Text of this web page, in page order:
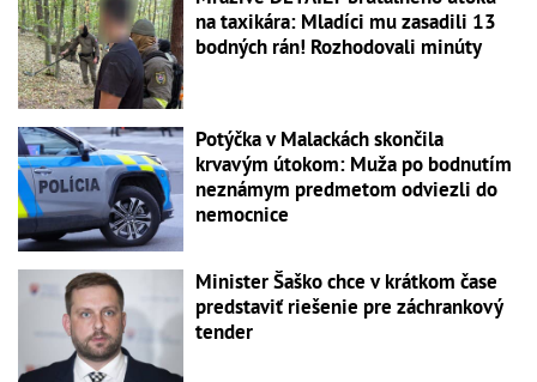
na taxikára: Mladíci mu zasadili 13
bodných rán! Rozhodovali minúty
Potýčka v Malackách skončila
krvavým útokom: Muža po bodnutím
neznámym predmetom odviezli do
nemocnice
Minister Šaško chce v krátkom čase
predstaviť riešenie pre záchrankový
tender